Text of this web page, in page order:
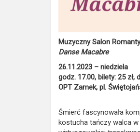
Muzyczny Salon
Danse Macabre
26.11.2023 – niedziela
godz. 17.00, bilety: 25
OPT Zamek, pl.
Śmierć fascynowała
kostucha tańczy walca w